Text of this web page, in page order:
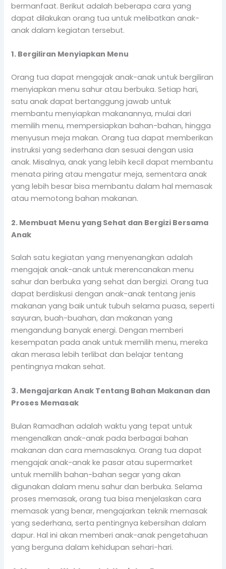
bermanfaat. Berikut adalah beberapa cara yang
dapat dilakukan orang tua untuk melibatkan anak-
anak dalam kegiatan tersebut.
1. Bergiliran Menyiapkan Menu
Orang tua dapat mengajak anak-anak untuk bergiliran
menyiapkan menu sahur atau berbuka. Setiap hari,
satu anak dapat bertanggung jawab untuk
membantu menyiapkan makanannya, mulai dari
memilih menu, mempersiapkan bahan-bahan, hingga
menyusun meja makan. Orang tua dapat memberikan
instruksi yang sederhana dan sesuai dengan usia
anak. Misalnya, anak yang lebih kecil dapat membantu
menata piring atau mengatur meja, sementara anak
yang lebih besar bisa membantu dalam hal memasak
atau memotong bahan makanan.
2. Membuat Menu yang Sehat dan Bergizi Bersama
Anak
Salah satu kegiatan yang menyenangkan adalah
mengajak anak-anak untuk merencanakan menu
sahur dan berbuka yang sehat dan bergizi. Orang tua
dapat berdiskusi dengan anak-anak tentang jenis
makanan yang baik untuk tubuh selama puasa, seperti
sayuran, buah-buahan, dan makanan yang
mengandung banyak energi. Dengan memberi
kesempatan pada anak untuk memilih menu, mereka
akan merasa lebih terlibat dan belajar tentang
pentingnya makan sehat.
3. Mengajarkan Anak Tentang Bahan Makanan dan
Proses Memasak
Bulan Ramadhan adalah waktu yang tepat untuk
mengenalkan anak-anak pada berbagai bahan
makanan dan cara memasaknya. Orang tua dapat
mengajak anak-anak ke pasar atau supermarket
untuk memilih bahan-bahan segar yang akan
digunakan dalam menu sahur dan berbuka. Selama
proses memasak, orang tua bisa menjelaskan cara
memasak yang benar, mengajarkan teknik memasak
yang sederhana, serta pentingnya kebersihan dalam
dapur. Hal ini akan memberi anak-anak pengetahuan
yang berguna dalam kehidupan sehari-hari.